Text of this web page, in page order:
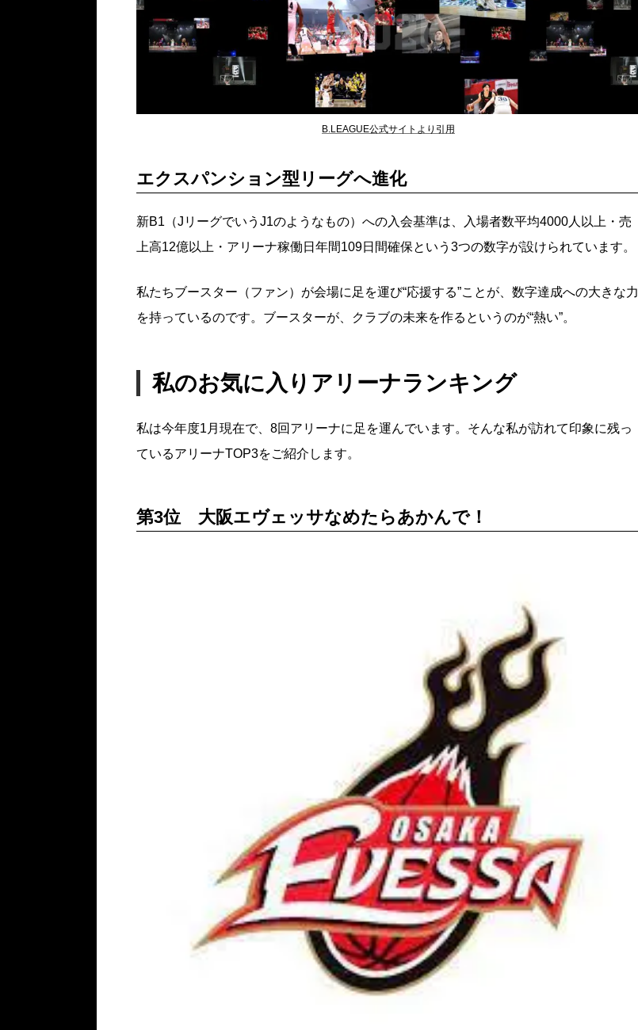
B.LEAGUE公式サイトより引用
エクスパンション型リーグへ進化
新B1（JリーグでいうJ1のようなもの）への入会基準は、入場者数平均4000人以上・売
上高12億以上・アリーナ稼働日年間109日間確保という3つの数字が設けられています。
私たちブースター（ファン）が会場に足を運び“応援する”ことが、数字達成への大きな力
を持っているのです。ブースターが、クラブの未来を作るというのが“熱い”。
私のお気に入りアリーナランキング
私は今年度1月現在で、8回アリーナに足を運んでいます。そんな私が訪れて印象に残っ
ているアリーナTOP3をご紹介します。
第3位 大阪エヴェッサなめたらあかんで！